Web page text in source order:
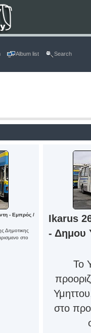
Album list Search
- Εμπρός /
Δημοτικης
στο
Ikarus
- Δημου
Το
στο